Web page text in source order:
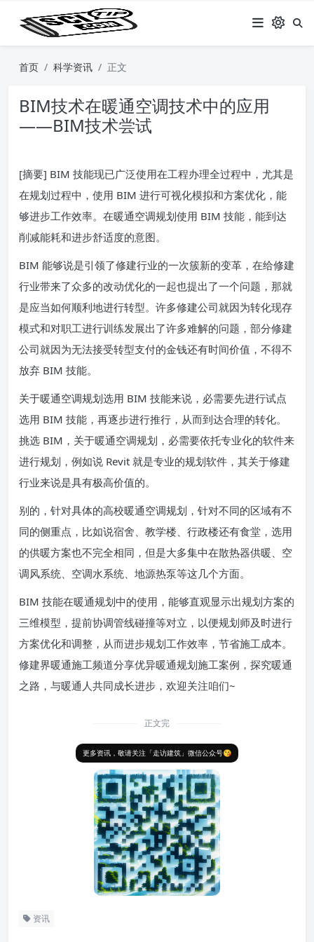
首页 科学资讯 正文
BIM技术在暖通空调技术中的应用
——BIM技术尝试
[摘要] BIM 技能现已广泛使用在工程办理全过程中，尤其是
在规划过程中，使用 BIM 进行可视化模拟和方案优化，能
够进步工作效率。在暖通空调规划使用 BIM 技能，能到达
削减能耗和进步舒适度的意图。
BIM 能够说是引领了修建行业的一次簇新的变革，在给修建
行业带来了众多的改动优化的一起也提出了一个问题，那就
是应当如何顺利地进行转型。许多修建公司就因为转化现存
模式和对职工进行训练发展出了许多难解的问题，部分修建
公司就因为无法接受转型支付的金钱还有时间价值，不得不
放弃 BIM 技能。
关于暖通空调规划选用 BIM 技能来说，必需要先进行试点
选用 BIM 技能，再逐步进行推行，从而到达合理的转化。
挑选 BIM，关于暖通空调规划，必需要依托专业化的软件来
进行规划，例如说 Revit 就是专业的规划软件，其关于修建
行业来说是具有极高价值的。
别的，针对具体的高校暖通空调规划，针对不同的区域有不
同的侧重点，比如说宿舍、教学楼、行政楼还有食堂，选用
的供暖方案也不完全相同，但是大多集中在散热器供暖、空
调风系统、空调水系统、地源热泵等这几个方面。
BIM 技能在暖通规划中的使用，能够直观显示出规划方案的
三维模型，提前协调管线碰撞等对立，以便规划师及时进行
方案优化和调整，从而进步规划工作效率，节省施工成本。
修建界暖通施工频道分享优异暖通规划施工案例，探究暖通
之路，与暖通人共同成长进步，欢迎关注咱们~
正文完
更多资讯，敬请关注「走访建筑」微信公众号😘
资讯